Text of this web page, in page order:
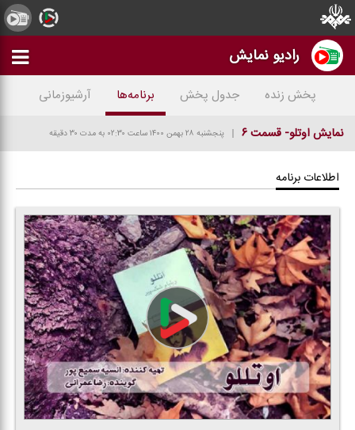
رادیو نمایش
پخش زنده جدول پخش برنامه‌ها
آرشیوزمانی
نمایش اوتلو- قسمت ۶
پنجشنبه ۲۸ بهمن ۱۴۰۰ ساعت ۰۲:۳۰ به مدت ۳۰ دقیقه
اطلاعات برنامه